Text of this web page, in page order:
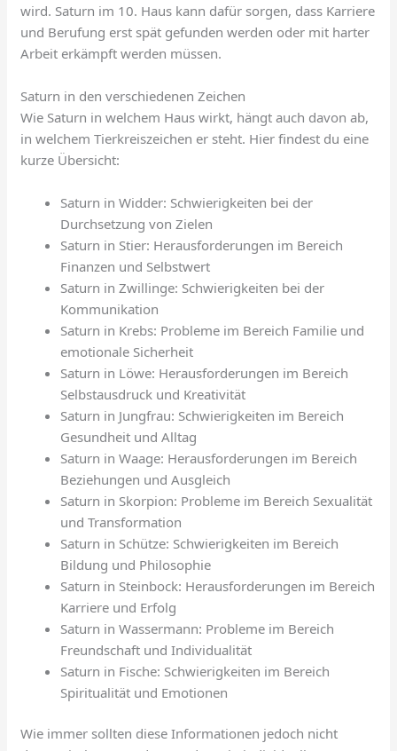
wird. Saturn im 10. Haus kann dafür sorgen, dass Karriere
und Berufung erst spät gefunden werden oder mit harter
Arbeit erkämpft werden müssen.
Saturn in den verschiedenen Zeichen
Wie Saturn in welchem Haus wirkt, hängt auch davon ab,
in welchem Tierkreiszeichen er steht. Hier findest du eine
kurze Übersicht:
Saturn in Widder: Schwierigkeiten bei der
Durchsetzung von Zielen
Saturn in Stier: Herausforderungen im Bereich
Finanzen und Selbstwert
Saturn in Zwillinge: Schwierigkeiten bei der
Kommunikation
Saturn in Krebs: Probleme im Bereich Familie und
emotionale Sicherheit
Saturn in Löwe: Herausforderungen im Bereich
Selbstausdruck und Kreativität
Saturn in Jungfrau: Schwierigkeiten im Bereich
Gesundheit und Alltag
Saturn in Waage: Herausforderungen im Bereich
Beziehungen und Ausgleich
Saturn in Skorpion: Probleme im Bereich Sexualität
und Transformation
Saturn in Schütze: Schwierigkeiten im Bereich
Bildung und Philosophie
Saturn in Steinbock: Herausforderungen im Bereich
Karriere und Erfolg
Saturn in Wassermann: Probleme im Bereich
Freundschaft und Individualität
Saturn in Fische: Schwierigkeiten im Bereich
Spiritualität und Emotionen
Wie immer sollten diese Informationen jedoch nicht